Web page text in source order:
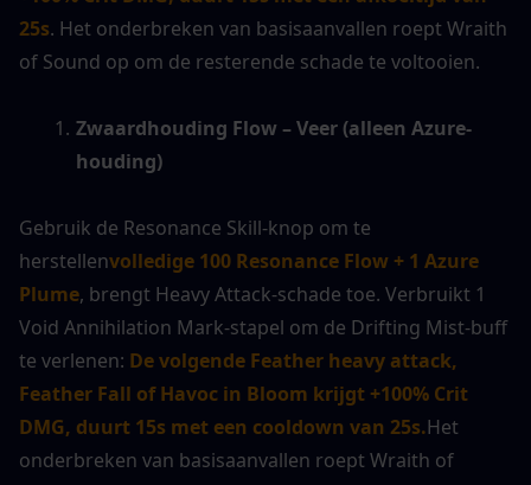
25s. Het onderbreken van basisaanvallen roept Wraith
of Sound op om de resterende schade te voltooien.
Zwaardhouding Flow – Veer (alleen Azure-
houding)
Gebruik de Resonance Skill-knop om te
herstellenvolledige 100 Resonance Flow + 1 Azure
Plume, brengt Heavy Attack-schade toe. Verbruikt 1
Void Annihilation Mark-stapel om de Drifting Mist-buff
te verlenen: De volgende Feather heavy attack,
Feather Fall of Havoc in Bloom krijgt +100% Crit
DMG, duurt 15s met een cooldown van 25s.Het
onderbreken van basisaanvallen roept Wraith of